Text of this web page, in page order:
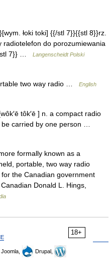
łoki toki] {{/stl 7}}{{stl 8}}rz.
do porozumiewania
stl 7}} …
Langenscheidt Polski
two way radio …
English
tôk′ē ] n. a compact radio
carried by one person …
formally known as a
portable, two way radio
the Canadian government
Donald L. Hings,
18+
Joomla,
Drupal,